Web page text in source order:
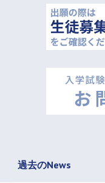
過去のNews